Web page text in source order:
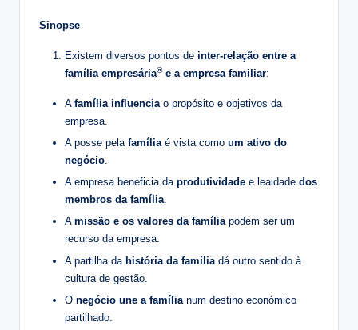
Sinopse
Existem diversos pontos de inter-relação entre a
família empresária®e a empresa familiar:
A família influenciao propósito e objetivos da
empresa.
A posse pela famíliaé vista como um ativo do
negócio.
A empresa beneficia da produtividade e lealdade dos
membros da família.
A missão e os valores da famíliapodem ser um
recurso da empresa.
A partilha da história da família dá outro sentido à
cultura de gestão.
O negócio une a família num destino económico
partilhado.